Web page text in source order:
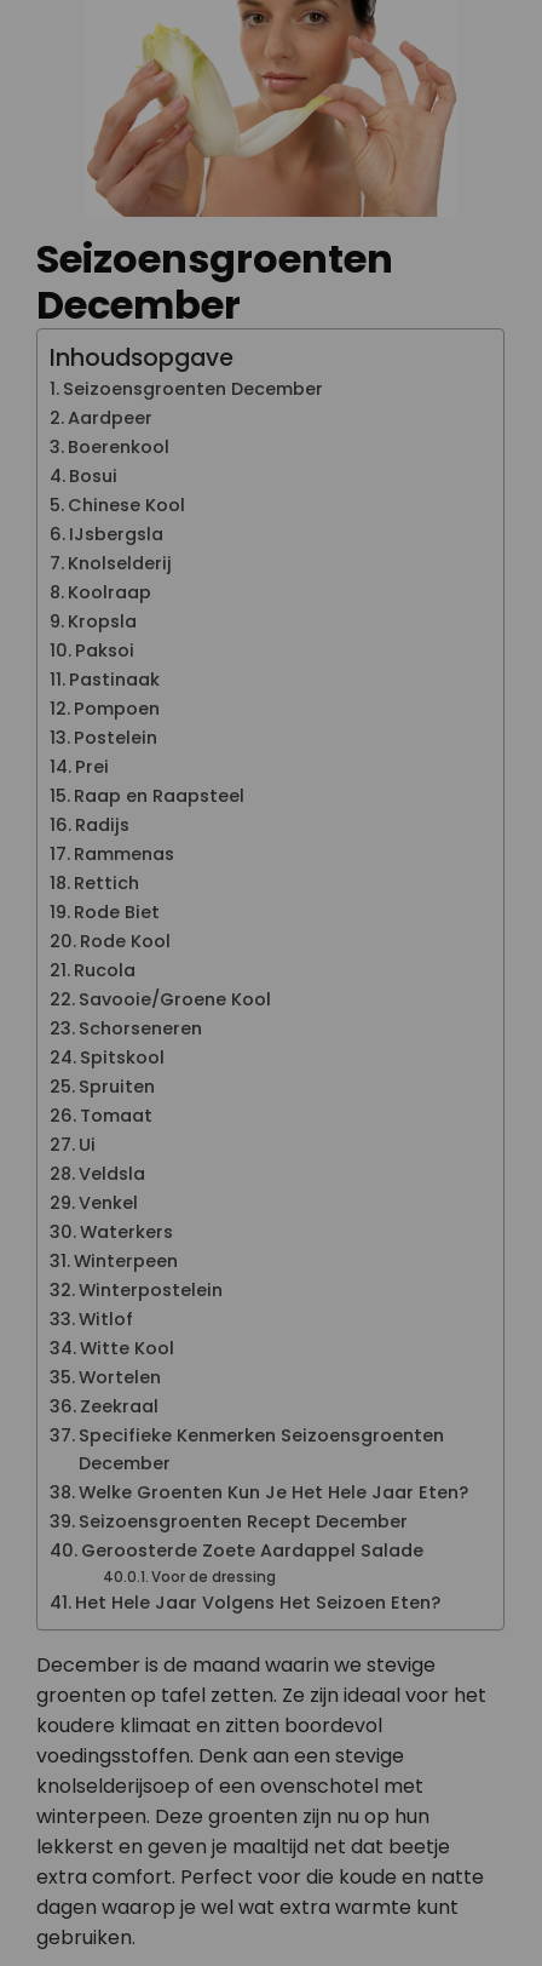
Seizoensgroenten
December
Inhoudsopgave
Seizoensgroenten December
Aardpeer
Boerenkool
Bosui
Chinese Kool
IJsbergsla
Knolselderij
Koolraap
Kropsla
Paksoi
Pastinaak
Pompoen
Postelein
Prei
Raap en Raapsteel
Radijs
Rammenas
Rettich
Rode Biet
Rode Kool
Rucola
Savooie/Groene Kool
Schorseneren
Spitskool
Spruiten
Tomaat
Ui
Veldsla
Venkel
Waterkers
Winterpeen
Winterpostelein
Witlof
Witte Kool
Wortelen
Zeekraal
Specifieke Kenmerken Seizoensgroenten
December
Welke Groenten Kun Je Het Hele Jaar Eten?
Seizoensgroenten Recept December
Geroosterde Zoete Aardappel Salade
Voor de dressing
Het Hele Jaar Volgens Het Seizoen Eten?
December is de maand waarin we stevige
groenten op tafel zetten. Ze zijn ideaal voor het
koudere klimaat en zitten boordevol
voedingsstoffen. Denk aan een stevige
knolselderijsoep of een ovenschotel met
winterpeen. Deze groenten zijn nu op hun
lekkerst en geven je maaltijd net dat beetje
extra comfort. Perfect voor die koude en natte
dagen waarop je wel wat extra warmte kunt
gebruiken.